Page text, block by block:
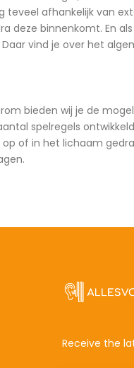
teveel afhankelijk van
deze binnenkomt. En
vind je over het
bieden wij je de
spelregels
of in het lichaam
Receive the